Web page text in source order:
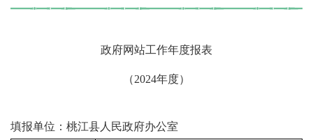
政府网站工作年度报表
（2024年度）
填报单位： 桃江县人民政府办公室